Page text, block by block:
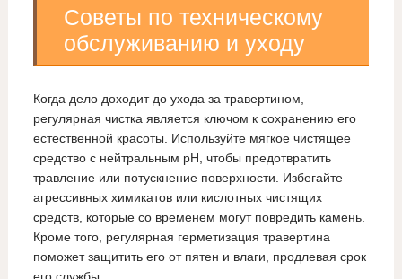
Советы по техническому
обслуживанию и уходу
Когда дело доходит до ухода за травертином,
регулярная чистка является ключом к сохранению его
естественной красоты. Используйте мягкое чистящее
средство с нейтральным pH, чтобы предотвратить
травление или потускнение поверхности. Избегайте
агрессивных химикатов или кислотных чистящих
средств, которые со временем могут повредить камень.
Кроме того, регулярная герметизация травертина
поможет защитить его от пятен и влаги, продлевая срок